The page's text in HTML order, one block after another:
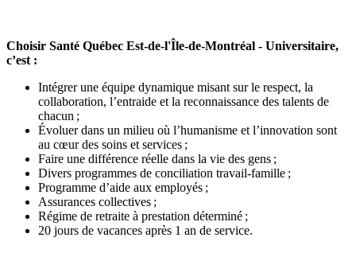
Choisir Santé Québec Est-de-l'Île-de-Montréal - Universitaire,
c’est :
Intégrer une équipe dynamique misant sur le respect, la
collaboration, l’entraide et la reconnaissance des talents de
chacun ;
Évoluer dans un milieu où l’humanisme et l’innovation sont
au cœur des soins et services ;
Faire une différence réelle dans la vie des gens ;
Divers programmes de conciliation travail-famille ;
Programme d’aide aux employés ;
Assurances collectives ;
Régime de retraite à prestation déterminé ;
20 jours de vacances après 1 an de service.